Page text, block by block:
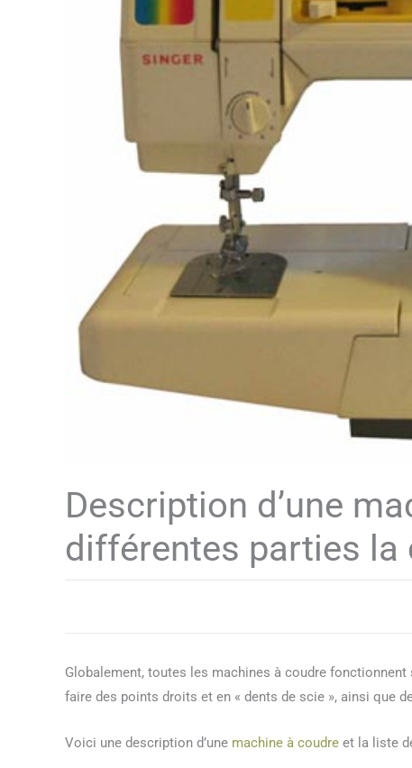
Description d’une
différentes parties la
Globalement, toutes les machines à coudre
faire des points droits et en « dents de scie », ainsi que
Voici une description d’une machine à coudre et la liste